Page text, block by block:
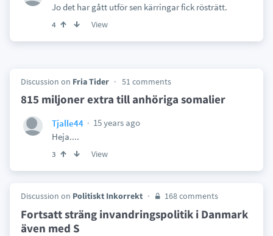
Jo det har gått utför sen kärringar fick rösträtt.
4 View
Discussion on Fria Tider 51 comments
815 miljoner extra till anhöriga somalier
Tjalle44
15 years ago
Heja....
3 View
Discussion on Politiskt Inkorrekt 168 comments
Fortsatt sträng invandringspolitik i Danmark
även med S